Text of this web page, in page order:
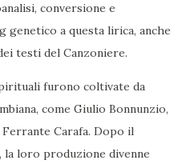
conversione e
a questa lirica, anche
testi del Canzoniere.
furono coltivate da
come Giulio Bonnunzio,
Carafa. Dopo il
loro produzione divenne